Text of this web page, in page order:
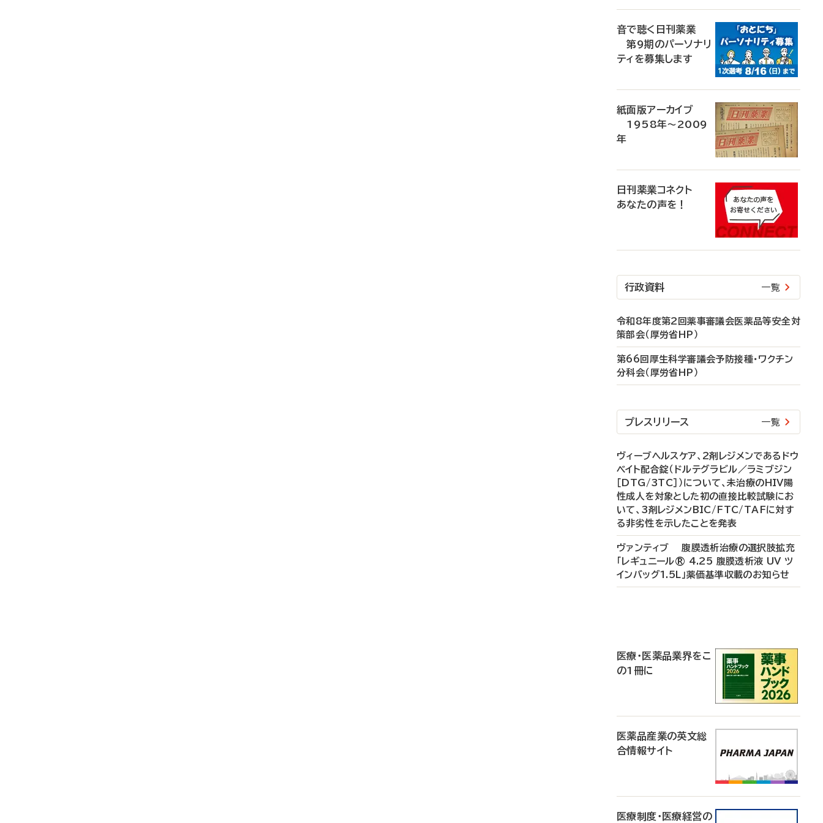
音で聴く日刊薬業
第9期のパーソナリ
ティを募集します
紙面版アーカイブ
1958年～2009
年
日刊薬業コネクト
あなたの声を！
行政資料 一覧
令和8年度第2回薬事審議会医薬品等安全対
策部会（厚労省HP）
第66回厚生科学審議会予防接種・ワクチン
分科会（厚労省HP）
プレスリリース 一覧
ヴィーブヘルスケア、2剤レジメンであるドウ
ベイト配合錠（ドルテグラビル／ラミブジン
［DTG/3TC］）について、未治療のHIV陽
性成人を対象とした初の直接比較試験にお
いて、3剤レジメンBIC/FTC/TAFに対す
る非劣性を示したことを発表
ヴァンティブ 腹膜透析治療の選択肢拡充
「レギュニール® 4.25 腹膜透析液 UV ツ
インバッグ1.5L」薬価基準収載のお知らせ
医療・医薬品業界をこ
の1冊に
医薬品産業の英文総
合情報サイト
医療制度・医療経営の